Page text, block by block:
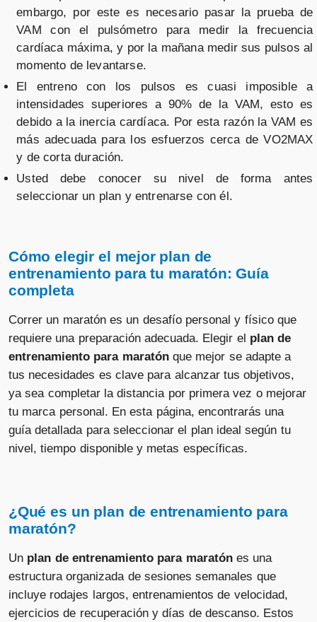
embargo, por este es necesario pasar la prueba de
VAM con el pulsómetro para medir la frecuencia
cardíaca máxima, y por la mañana medir sus pulsos al
momento de levantarse.
El entreno con los pulsos es cuasi imposible a
intensidades superiores a 90% de la VAM, esto es
debido a la inercia cardíaca. Por esta razón la VAM es
más adecuada para los esfuerzos cerca de VO2MAX
y de corta duración.
Usted debe conocer su nivel de forma antes
seleccionar un plan y entrenarse con él.
Cómo elegir el mejor plan de
entrenamiento para tu maratón: Guía
completa
Correr un maratón es un desafío personal y físico que
requiere una preparación adecuada. Elegir el plan de
entrenamiento para maratónque mejor se adapte a
tus necesidades es clave para alcanzar tus objetivos,
ya sea completar la distancia por primera vez o mejorar
tu marca personal. En esta página, encontrarás una
guía detallada para seleccionar el plan ideal según tu
nivel, tiempo disponible y metas específicas.
¿Qué es un plan de entrenamiento para
maratón?
Un plan de entrenamiento para maratónes una
estructura organizada de sesiones semanales que
incluye rodajes largos, entrenamientos de velocidad,
ejercicios de recuperación y días de descanso. Estos